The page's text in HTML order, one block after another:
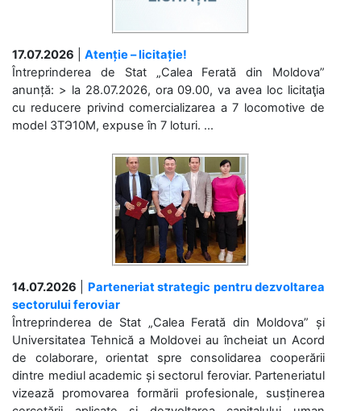
17.07.2026
Atenție – licitație!
Întreprinderea de Stat „Calea Ferată din Moldova”
anunță: > la 28.07.2026, ora 09.00, va avea loc licitaţia
cu reducere privind comercializarea a 7 locomotive de
model 3ТЭ10М, expuse în 7 loturi. ...
14.07.2026
Parteneriat strategic pentru dezvoltarea
sectorului feroviar
Întreprinderea de Stat „Calea Ferată din Moldova” și
Universitatea Tehnică a Moldovei au încheiat un Acord
de colaborare, orientat spre consolidarea cooperării
dintre mediul academic și sectorul feroviar. Parteneriatul
vizează promovarea formării profesionale, susținerea